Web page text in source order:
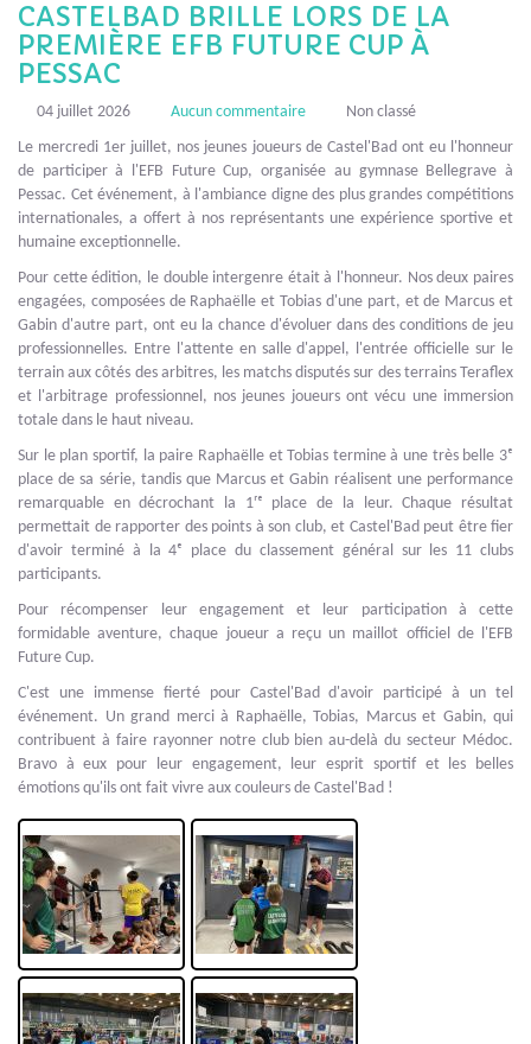
CASTELBAD BRILLE LORS DE LA
PREMIÈRE EFB FUTURE CUP À
PESSAC
04 juillet 2026 Aucun commentaire
Non classé
Le mercredi 1er juillet, nos jeunes joueurs de Castel'Bad ont eu l'honneur
de participer à l'EFB Future Cup, organisée au gymnase Bellegrave à
Pessac. Cet événement, à l'ambiance digne des plus grandes compétitions
internationales, a offert à nos représentants une expérience sportive et
humaine exceptionnelle.
Pour cette édition, le double intergenre était à l'honneur. Nos deux paires
engagées, composées de Raphaëlle et Tobias d'une part, et de Marcus et
Gabin d'autre part, ont eu la chance d'évoluer dans des conditions de jeu
professionnelles. Entre l'attente en salle d'appel, l'entrée officielle sur le
terrain aux côtés des arbitres, les matchs disputés sur des terrains Teraflex
et l'arbitrage professionnel, nos jeunes joueurs ont vécu une immersion
totale dans le haut niveau.
Sur le plan sportif, la paire Raphaëlle et Tobias termine à une très belle 3ᵉ
place de sa série, tandis que Marcus et Gabin réalisent une performance
remarquable en décrochant la 1ʳᵉ place de la leur. Chaque résultat
permettait de rapporter des points à son club, et Castel'Bad peut être fier
d'avoir terminé à la 4ᵉ place du classement général sur les 11 clubs
participants.
Pour récompenser leur engagement et leur participation à cette
formidable aventure, chaque joueur a reçu un maillot officiel de l'EFB
Future Cup.
C'est une immense fierté pour Castel'Bad d'avoir participé à un tel
événement. Un grand merci à Raphaëlle, Tobias, Marcus et Gabin, qui
contribuent à faire rayonner notre club bien au-delà du secteur Médoc.
Bravo à eux pour leur engagement, leur esprit sportif et les belles
émotions qu'ils ont fait vivre aux couleurs de Castel'Bad !